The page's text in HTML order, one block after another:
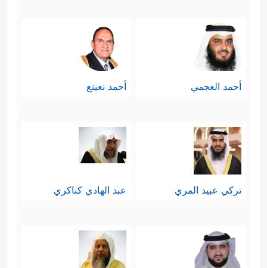
أحمد العجمي أحمد نعينع
تركي عبيد المري عبد الهادي كناكري